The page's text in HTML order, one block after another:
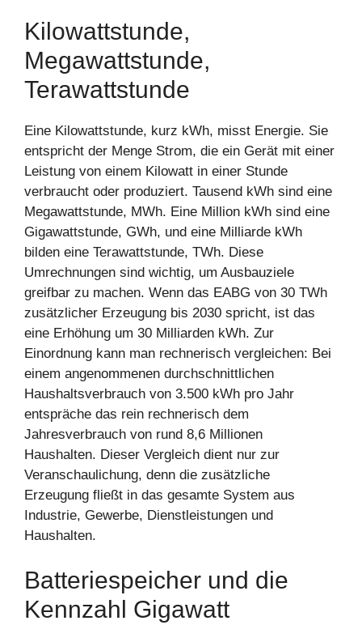
Kilowattstunde,
Megawattstunde,
Terawattstunde
Eine Kilowattstunde, kurz kWh, misst Energie. Sie
entspricht der Menge Strom, die ein Gerät mit einer
Leistung von einem Kilowatt in einer Stunde
verbraucht oder produziert. Tausend kWh sind eine
Megawattstunde, MWh. Eine Million kWh sind eine
Gigawattstunde, GWh, und eine Milliarde kWh
bilden eine Terawattstunde, TWh. Diese
Umrechnungen sind wichtig, um Ausbauziele
greifbar zu machen. Wenn das EABG von 30 TWh
zusätzlicher Erzeugung bis 2030 spricht, ist das
eine Erhöhung um 30 Milliarden kWh. Zur
Einordnung kann man rechnerisch vergleichen: Bei
einem angenommenen durchschnittlichen
Haushaltsverbrauch von 3.500 kWh pro Jahr
entspräche das rein rechnerisch dem
Jahresverbrauch von rund 8,6 Millionen
Haushalten. Dieser Vergleich dient nur zur
Veranschaulichung, denn die zusätzliche
Erzeugung fließt in das gesamte System aus
Industrie, Gewerbe, Dienstleistungen und
Haushalten.
Batteriespeicher und die
Kennzahl Gigawatt